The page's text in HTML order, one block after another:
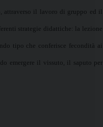
attraverso il lavoro di gruppo ed il
strategie didattiche: la lezione
tipo che conferisce fecondità ai
emergere il vissuto, il saputo per